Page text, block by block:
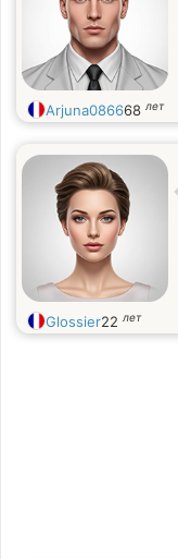
Arjuna086668 лет
Glossier22 лет